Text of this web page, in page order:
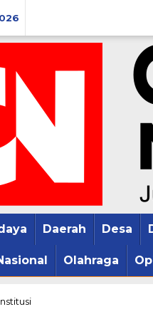
Daerah Desa
Olahraga
Dankoharmatau